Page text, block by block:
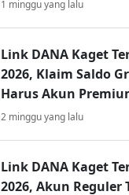
1 minggu yang lalu
Link DANA Kaget
2026, Klaim Saldo
Harus Akun
2 minggu yang lalu
Link DANA Kaget
2026, Akun Reguler